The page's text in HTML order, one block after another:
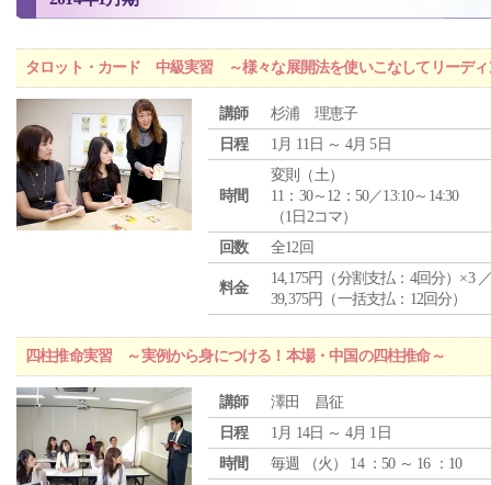
タロット・カード 中級実習 ～様々な展開法を使いこなしてリーディ
講師
杉浦 理恵子
日程
1月 11日 ～ 4月 5日
時間
変則（土）
11：30～12：50／13:10～14:30
（1日2コマ）
回数
全12回
料金
14,175円（分割支払：4回分）×3
39,375円（一括支払：12回分）
四柱推命実習 ～実例から身につける！本場・中国の四柱推命～
講師
澤田 昌征
日程
1月 14日 ～ 4月 1日
時間
毎週 （火 ） 14 ：50 ～ 16 ：10